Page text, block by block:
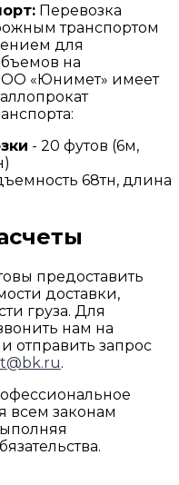
Перевозка
транспортом
для
на
«Юнимет» имеет
- 20 футов (6м,
68тн, длина
предоставить
доставки,
груза. Для
нам на
отправить запрос
.
всем законам